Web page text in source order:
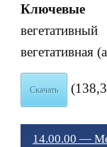
Ключевые
вегетативная
Скачать
14.00.00 —